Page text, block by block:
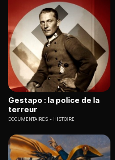
Gestapo : la police de la
terreur
DOCUMENTAIRES HISTOIRE